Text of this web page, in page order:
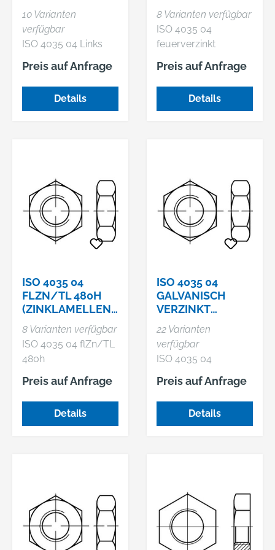
NIEDRIGE
SECHSKANTMUT
TERN MIT FASEN
UND ME
10 Varianten
verfügbar
ISO 4035 04 Links
galvanisch verzinkt
Niedrige
Sechskantmuttern
mit Fasen und
Preis auf Anfrage
Details
SECHSKANTMUT
TERN MIT FASEN
8 Varianten verfügbar
ISO 4035 04
feuerverzinkt
Niedrige
Sechskantmuttern
mit Fasen
Preis auf Anfrage
Details
ISO 4035 04
FLZN/TL 480H
(ZINKLAMELLENB
ESCH.) NIEDRIGE
SECHSKANTMUT
TERN MIT FASE
8 Varianten verfügbar
ISO 4035 04 flZn/TL
480h
(zinklamellenbesch.)
Niedrige
Sechskantmuttern
mit Fasen
Preis auf Anfrage
Details
ISO 4035 04
GALVANISCH
VERZINKT
NIEDRIGE
SECHSKANTMUT
TERN MIT FASEN
22 Varianten
verfügbar
ISO 4035 04
galvanisch verzinkt
Niedrige
Sechskantmuttern
mit Fasen
Preis auf Anfrage
Details